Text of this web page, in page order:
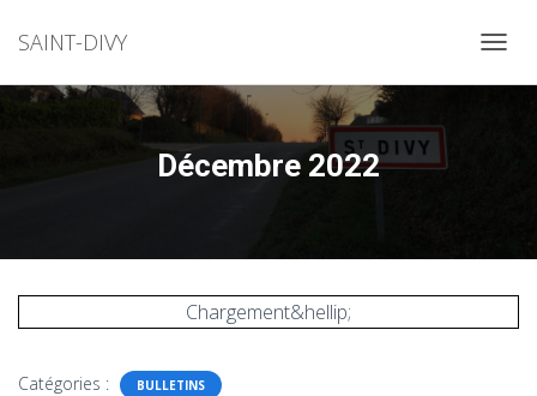
SAINT-DIVY
Décembre 2022
Chargement&hellip;
Catégories : BULLETINS